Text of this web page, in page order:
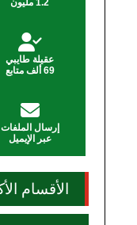
عقيلة طايبي
69 ألف متابع
إرسال الملفات
عبر الإيميل
الأقسام